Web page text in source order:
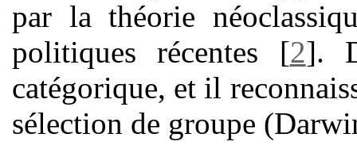
par la théorie
politiques récentes [2].
catégorique, et il
sélection de groupe